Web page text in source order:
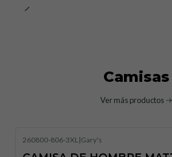
Camisas
Ver más productos
260800-806-3XL |Gary's